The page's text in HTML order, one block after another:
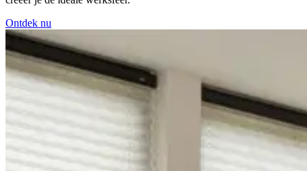
Ontdek nu